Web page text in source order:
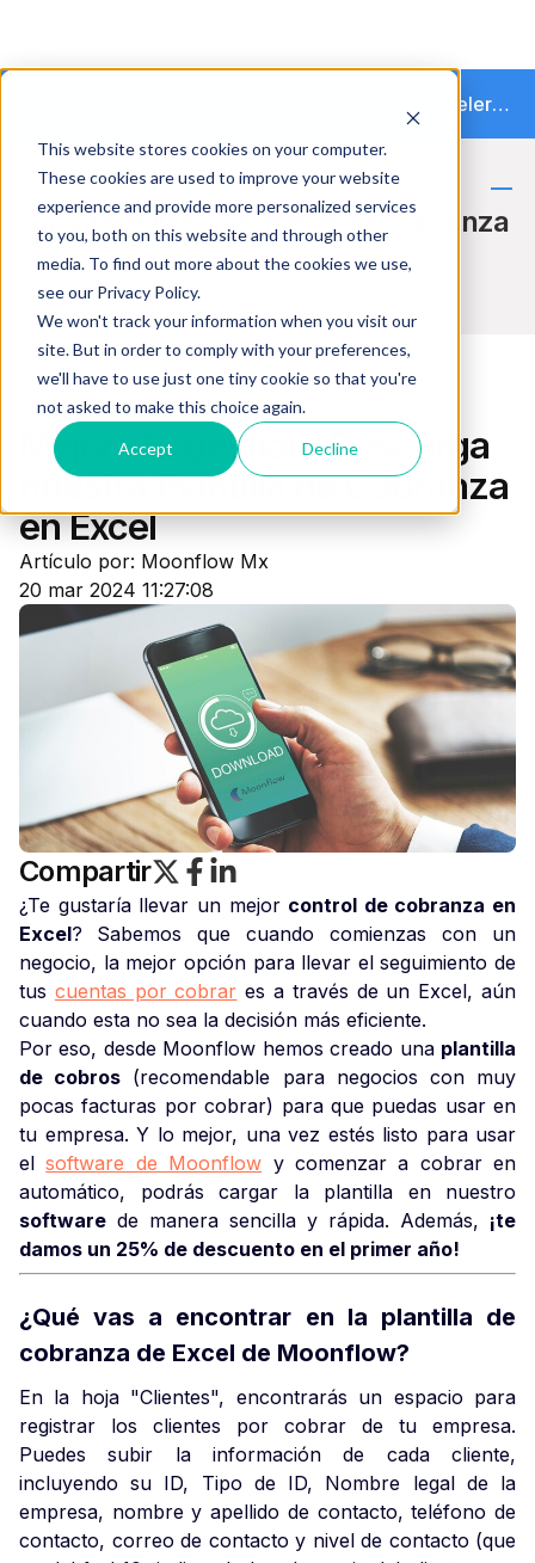
This website stores cookies on your computer.
These cookies are used to improve your website
experience and provide more personalized services
to you, both on this website and through other
media. To find out more about the cookies we use,
see our Privacy Policy.
We won't track your information when you visit our
site. But in order to comply with your preferences,
we'll have to use just one tiny cookie so that you're
not asked to make this choice again.
Accept Decline
Moonflow supera los $4M en financiamiento y acelera la transición hacia la cobranza autónoma
Estrategias y consejos de cobranza
Excel
Mejora tu gestión: Descarga
nuestra Plantilla de Cobranza
en Excel
Artículo por: Moonflow Mx
20 mar 2024 11:27:08
Compartir
¿Te gustaría llevar un mejor control de cobranza en
Excel?
Sabemos que cuando comienzas con un
negocio, la mejor opción para llevar el seguimiento de
tus cuentas por cobrar es a través de un Excel, aún
cuando esta no sea la decisión más eficiente.
Por eso, desde Moonflow hemos creado una plantilla
de cobros (recomendable para negocios con muy
pocas facturas por cobrar) para que puedas usar en
tu empresa. Y lo mejor, una vez estés listo para usar
elsoftware de Moonflow y comenzar a cobrar en
automático, podrás cargar la plantilla en nuestro
software de manera sencilla y rápida. Además, ¡te
damos un 25% de descuento en el primer año!
¿Qué vas a encontrar en la plantilla de
cobranza de Excel de Moonflow?
En la hoja "Clientes", encontrarás un espacio para
registrar los clientes por cobrar de tu empresa.
Puedes subir la información de cada cliente,
incluyendo su ID, Tipo de ID, Nombre legal de la
empresa, nombre y apellido de contacto, teléfono de
contacto, correo de contacto y nivel de contacto (que